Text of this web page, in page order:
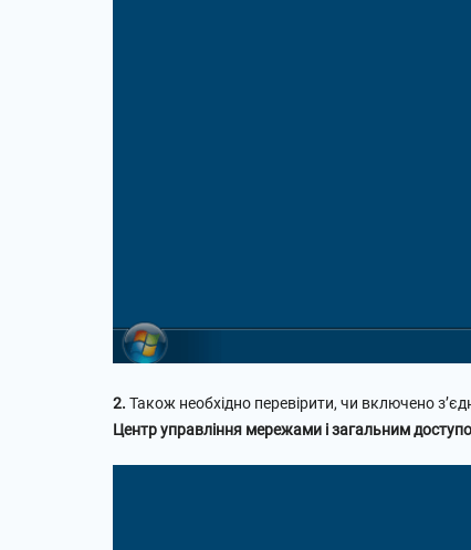
2. Також необхідно перевірити, чи включено
Центр управління мережами і загальним